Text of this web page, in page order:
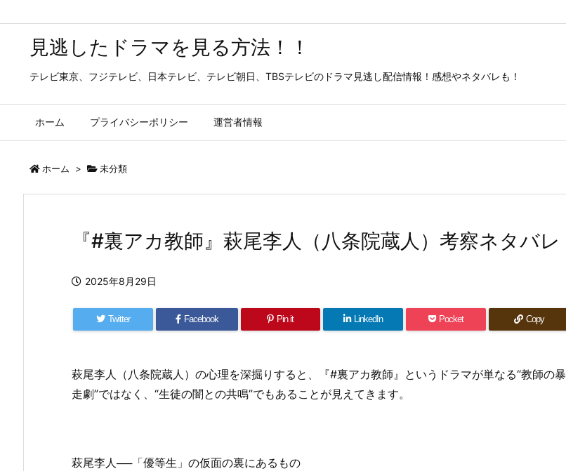
見逃したドラマを見る方法！！
テレビ東京、フジテレビ、日本テレビ、テレビ朝日、TBSテレビのドラマ見逃し配信情報！感想やネタバレも！
ホーム プライバシーポリシー 運営者情報
ホーム > 未分類
『#裏アカ教師』萩尾李人（八条院蔵人）考察ネタバレ
2025年8月29日
Twitter Facebook Pin it LinkedIn Pocket Copy
萩尾李人（八条院蔵人）の心理を深掘りすると、『#裏アカ教師』というドラマが単なる“教師の暴
走劇”ではなく、“生徒の闇との共鳴”でもあることが見えてきます。
萩尾李人──「優等生」の仮面の裏にあるもの